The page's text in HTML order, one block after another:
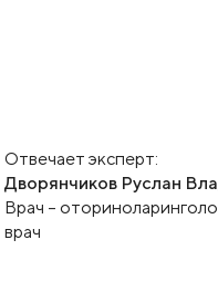
Отвечает эксперт:
Дворянчиков Руслан
Врач –
врач